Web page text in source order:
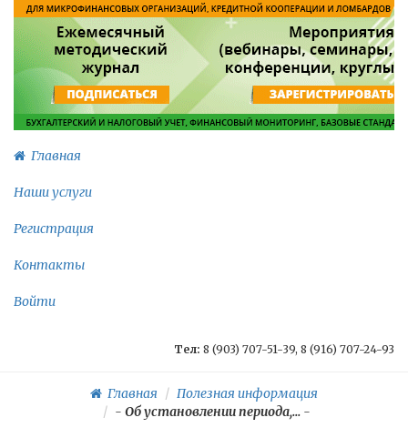
Главная
Наши услуги
Регистрация
Контакты
Войти
Тел: 8 (903) 707-51-39, 8 (916) 707-24-93
Главная
Полезная информация
- Об установлении периода,...-